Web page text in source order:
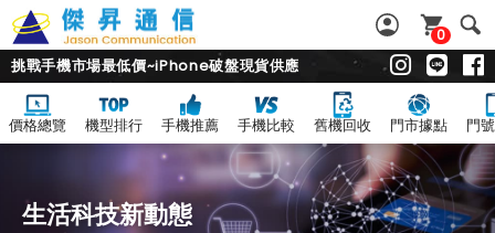
0
挑戰手機市場最低價~iPhone破盤現貨供應
價格總覽 機型排行 手機推薦 手機比較 舊機回收 門市據點 門
生活科技新動態